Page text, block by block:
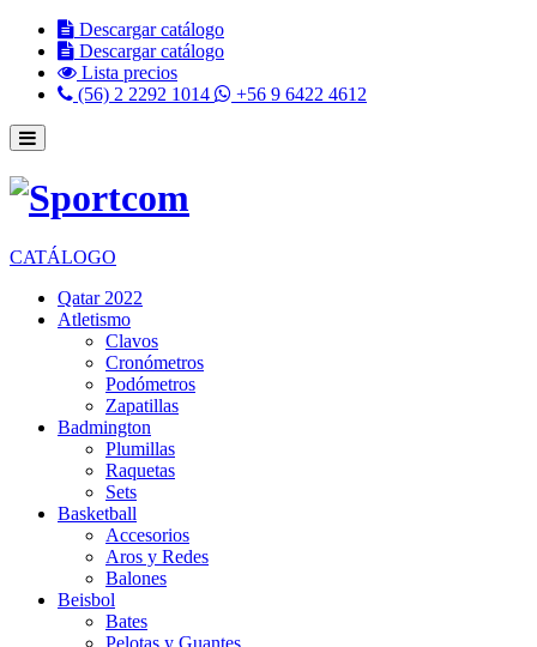
Descargar catálogo
Descargar catálogo
Lista precios
(56) 2 2292 1014
+56 9 6422 4612
CATÁLOGO
Qatar 2022
Atletismo
Clavos
Cronómetros
Podómetros
Zapatillas
Badmington
Plumillas
Raquetas
Sets
Basketball
Accesorios
Aros y Redes
Balones
Beisbol
Bates
Pelotas y Guantes